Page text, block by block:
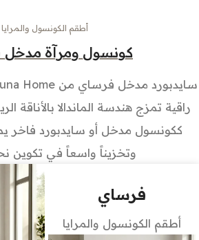
أطقم الكونسول والمرايا
كونسول ومرآة
راقية تمزج هندسة الماندالا بالأناقة
ككونسول مدخل أو سايدبورد فاخر
وتخزيناً واسعاً في تكوين
فرساي
أطقم الكونسول والمرايا